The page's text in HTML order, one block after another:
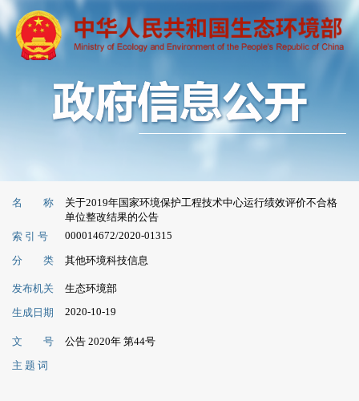
名 称
关于2019年国家环境保护工程技术中心运行绩效评价不合格
单位整改结果的公告
索 引 号
000014672/2020-01315
分 类 其他环境科技信息
发布机关
生态环境部
生成日期
2020-10-19
文 号
公告 2020年 第44号
主 题 词